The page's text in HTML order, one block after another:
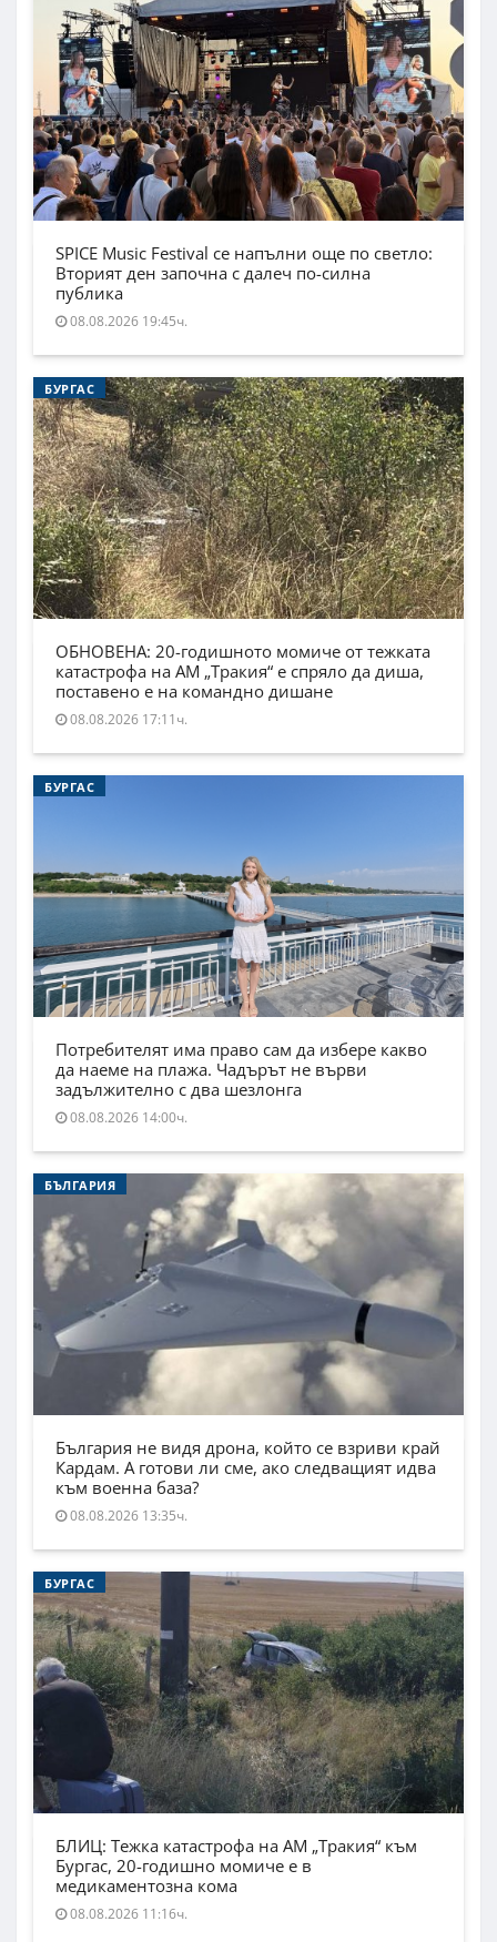
SPICE Music Festival се напълни още по светло:
Вторият ден започна с далеч по-силна
публика
08.08.2026 19:45ч.
БУРГАС
ОБНОВЕНА: 20-годишното момиче от тежката
катастрофа на АМ „Тракия“ е спряло да диша,
поставено е на командно дишане
08.08.2026 17:11ч.
БУРГАС
Потребителят има право сам да избере какво
да наеме на плажа. Чадърът не върви
задължително с два шезлонга
08.08.2026 14:00ч.
БЪЛГАРИЯ
България не видя дрона, който се взриви край
Кардам. А готови ли сме, ако следващият идва
към военна база?
08.08.2026 13:35ч.
БУРГАС
БЛИЦ: Тежка катастрофа на АМ „Тракия“ към
Бургас, 20-годишно момиче е в
медикаментозна кома
08.08.2026 11:16ч.